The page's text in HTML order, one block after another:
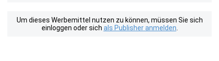
Um dieses Werbemittel nutzen zu können, müssen Sie sich
einloggen oder sich als Publisher anmelden